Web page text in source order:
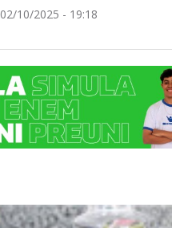
02/10/2025 - 19:18